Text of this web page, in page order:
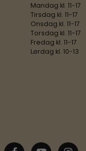
Mandag kl. 11-17
Tirsdag kl. 11-17
Onsdag kl. 11-17
Torsdag kl. 11-17
Fredag kl. 11-17
Lørdag kl. 10-13